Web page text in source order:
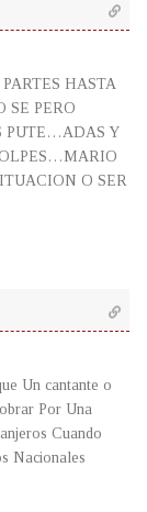
HASTA
SE PERO
PUTE…ADAS Y
O SER
Un cantante o
Por Una
Cuando
Nacionales